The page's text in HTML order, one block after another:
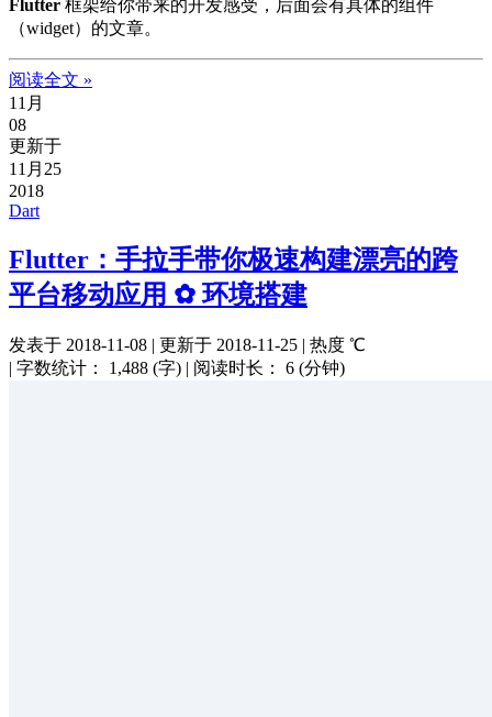
Flutter 框架给你带来的开发感受，后面会有具体的组件
（widget）的文章。
阅读全文 »
11月
08
更新于
11月25
2018
Dart
Flutter：手拉手带你极速构建漂亮的跨
平台移动应用 ✿ 环境搭建
发表于 2018-11-08 | 更新于 2018-11-25 | 热度 ℃
| 字数统计： 1,488 (字) | 阅读时长： 6 (分钟)